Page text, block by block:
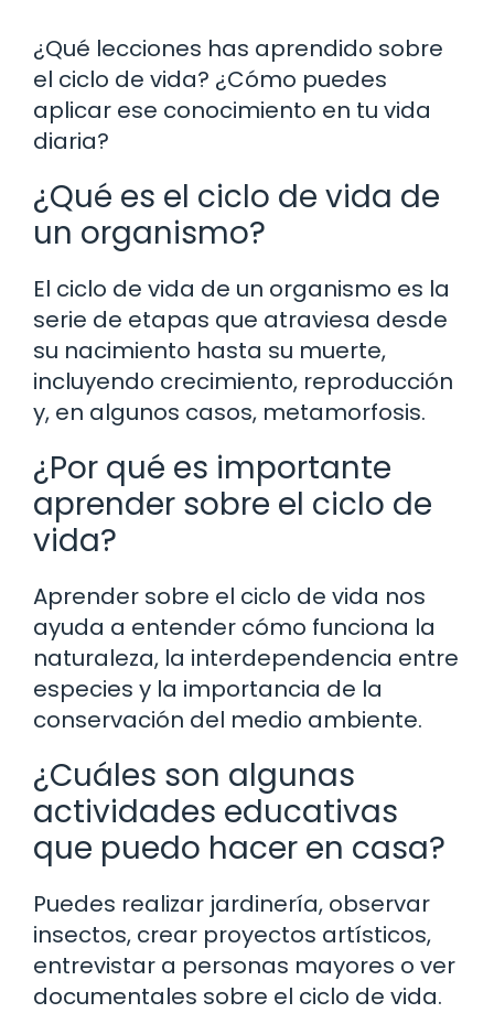
¿Qué lecciones has aprendido sobre
el ciclo de vida? ¿Cómo puedes
aplicar ese conocimiento en tu vida
diaria?
¿Qué es el ciclo de vida de
un organismo?
El ciclo de vida de un organismo es la
serie de etapas que atraviesa desde
su nacimiento hasta su muerte,
incluyendo crecimiento, reproducción
y, en algunos casos, metamorfosis.
¿Por qué es importante
aprender sobre el ciclo de
vida?
Aprender sobre el ciclo de vida nos
ayuda a entender cómo funciona la
naturaleza, la interdependencia entre
especies y la importancia de la
conservación del medio ambiente.
¿Cuáles son algunas
actividades educativas
que puedo hacer en casa?
Puedes realizar jardinería, observar
insectos, crear proyectos artísticos,
entrevistar a personas mayores o ver
documentales sobre el ciclo de vida.